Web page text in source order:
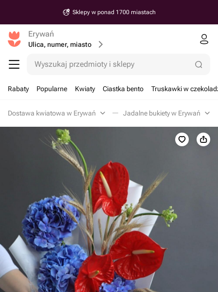
Sklepy w ponad 1700 miastach
Erywań
Ulica, numer, miasto
Wyszukaj przedmioty i sklepy
Rabaty Popularne Kwiaty Ciastka bento Truskawki w
Dostawa kwiatowa w Erywań Jadalne bukiety w Erywań